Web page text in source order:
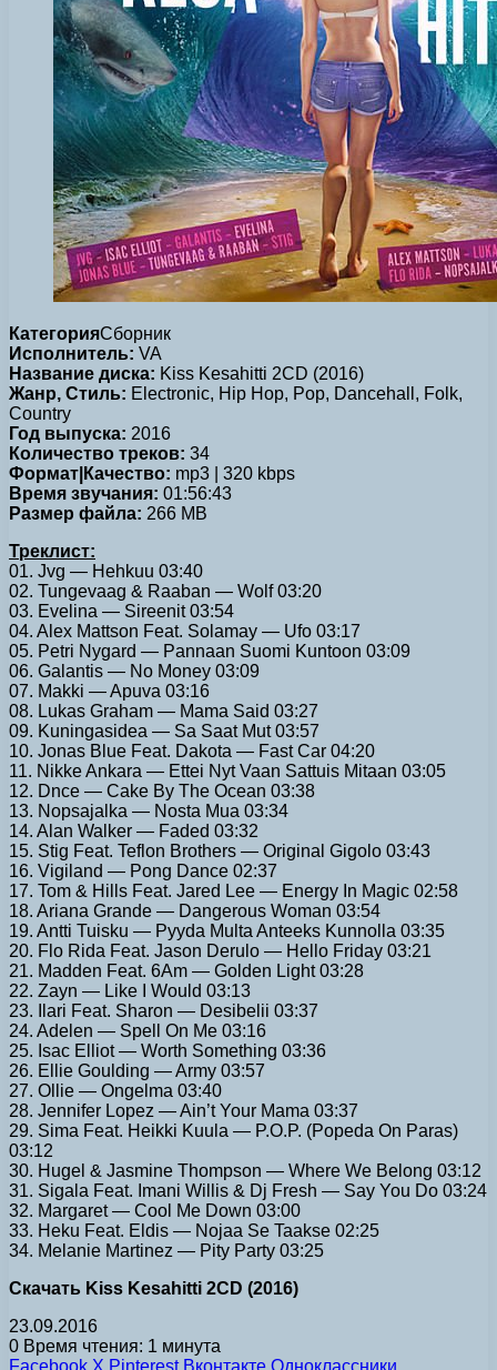
КатегорияСборник
Исполнитель: VA
Название диска: Kiss Kesahitti 2CD (2016)
Жанр, Стиль: Electronic, Hip Hop, Pop, Dancehall, Folk,
Country
Год выпуска: 2016
Количество треков: 34
Формат|Качество: mp3 | 320 kbps
Время звучания: 01:56:43
Размер файла: 266 MB
Треклист:
01. Jvg — Hehkuu 03:40
02. Tungevaag & Raaban — Wolf 03:20
03. Evelina — Sireenit 03:54
04. Alex Mattson Feat. Solamay — Ufo 03:17
05. Petri Nygard — Pannaan Suomi Kuntoon 03:09
06. Galantis — No Money 03:09
07. Makki — Apuva 03:16
08. Lukas Graham — Mama Said 03:27
09. Kuningasidea — Sa Saat Mut 03:57
10. Jonas Blue Feat. Dakota — Fast Car 04:20
11. Nikke Ankara — Ettei Nyt Vaan Sattuis Mitaan 03:05
12. Dnce — Cake By The Ocean 03:38
13. Nopsajalka — Nosta Mua 03:34
14. Alan Walker — Faded 03:32
15. Stig Feat. Teflon Brothers — Original Gigolo 03:43
16. Vigiland — Pong Dance 02:37
17. Tom & Hills Feat. Jared Lee — Energy In Magic 02:58
18. Ariana Grande — Dangerous Woman 03:54
19. Antti Tuisku — Pyyda Multa Anteeks Kunnolla 03:35
20. Flo Rida Feat. Jason Derulo — Hello Friday 03:21
21. Madden Feat. 6Am — Golden Light 03:28
22. Zayn — Like I Would 03:13
23. Ilari Feat. Sharon — Desibelii 03:37
24. Adelen — Spell On Me 03:16
25. Isac Elliot — Worth Something 03:36
26. Ellie Goulding — Army 03:57
27. Ollie — Ongelma 03:40
28. Jennifer Lopez — Ain’t Your Mama 03:37
29. Sima Feat. Heikki Kuula — P.O.P. (Popeda On Paras)
03:12
30. Hugel & Jasmine Thompson — Where We Belong 03:12
31. Sigala Feat. Imani Willis & Dj Fresh — Say You Do 03:24
32. Margaret — Cool Me Down 03:00
33. Heku Feat. Eldis — Nojaa Se Taakse 02:25
34. Melanie Martinez — Pity Party 03:25
Скачать Kiss Kesahitti 2CD (2016)
23.09.2016
0 Время чтения: 1 минута
Facebook X Pinterest Вконтакте Одноклассники